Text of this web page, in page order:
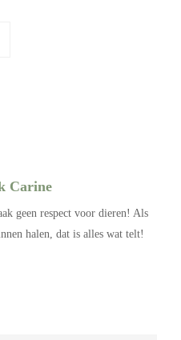
Carine
geen respect voor dieren! Als
halen, dat is alles wat telt!